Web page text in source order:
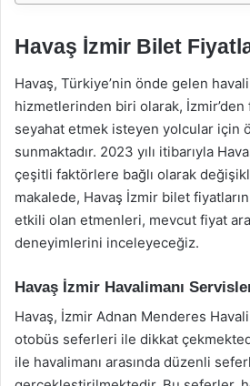
Havaş İzmir Bilet
Havaş, Türkiye’nin önde gelen
hizmetlerinden biri olarak, İzmir’den
seyahat etmek isteyen yolcular için
sunmaktadır. 2023 yılı itibarıyla
çeşitli faktörlere bağlı olarak
makalede, Havaş İzmir bilet
etkili olan etmenleri, mevcut fiyat
deneyimlerini inceleyeceğiz.
Havaş İzmir Havalimanı
Havaş, İzmir Adnan Menderes
otobüs seferleri ile dikkat
ile havalimanı arasında düzenli